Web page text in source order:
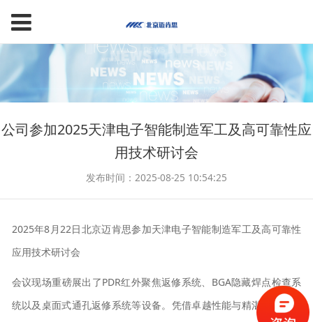
公司参加2025天津电子智能制造军工及高可靠性应
用技术研讨会
发布时间：2025-08-25 10:54:25
2025年8月22日北京迈肯思参加天津电子智能制造军工及高可靠性
应用技术研讨会
会议现场重磅展出了PDR红外聚焦返修系统、BGA隐藏焊点检查系
统以及桌面式通孔返修系统等设备。凭借卓越性能与精湛工艺，迅